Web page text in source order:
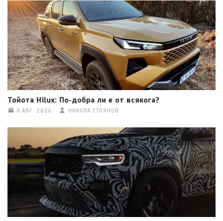
Тойота Hilux: По-добра ли е от всякога?
8 АВГ. 2026 НИКОЛА СТОЯНОВ